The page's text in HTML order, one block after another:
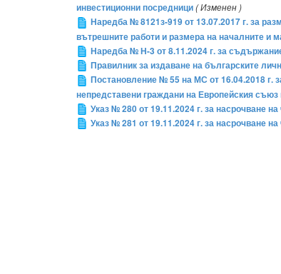
инвестиционни посредници( Изменен )
Наредба № 8121з-919 от 13.07.2017 г. за
вътрешните работи и размера на началните и
Наредба № Н-3 от 8.11.2024 г. за
Правилник за издаване на българските
Постановление № 55 на МС от 16.04.2018 г.
непредставени граждани на Европейския
Указ № 280 от 19.11.2024 г. за насрочване
Указ № 281 от 19.11.2024 г. за насрочване